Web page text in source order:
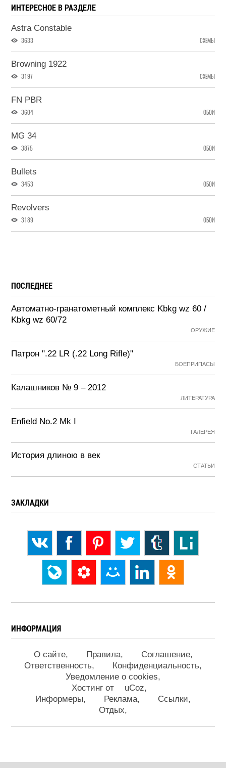
ИНТЕРЕСНОЕ В РАЗДЕЛЕ
Astra Constable
3633 СХЕМЫ
Browning 1922
3197 СХЕМЫ
FN PBR
3604 ОБОИ
MG 34
3875 ОБОИ
Bullets
3453 ОБОИ
Revolvers
3189 ОБОИ
ПОСЛЕДНЕЕ
Автоматно-гранатометный комплекс Kbkg wz 60 /
Kbkg wz 60/72
ОРУЖИЕ
Патрон ".22 LR (.22 Long Rifle)"
БОЕПРИПАСЫ
Калашников № 9 – 2012
ЛИТЕРАТУРА
Enfield No.2 Mk I
ГАЛЕРЕЯ
История длиною в век
СТАТЬИ
ЗАКЛАДКИ
ИНФОРМАЦИЯ
О сайте Правила
Соглашение
Ответственность
Конфиденциальность
Уведомление о cookies
Хостинг от
uCoz
Информеры
Реклама
Ссылки
Отдых